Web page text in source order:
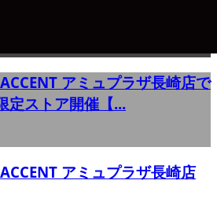
アミュプラザ長崎店で
定ストア開催【...
アミュプラザ長崎店